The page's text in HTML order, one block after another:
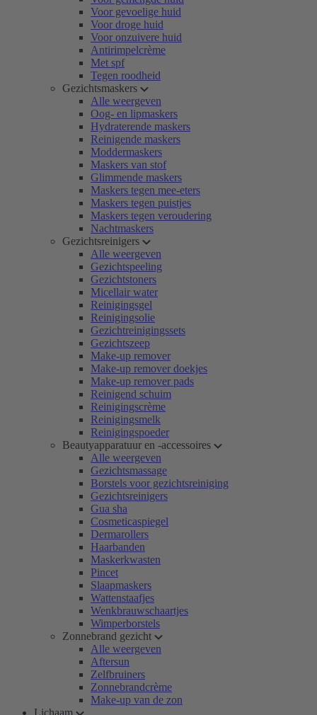
Voor gevoelige huid
Voor droge huid
Voor onzuivere huid
Antirimpelcrème
Met spf
Tegen roodheid
Gezichtsmaskers
Alle weergeven
Oog- en lipmaskers
Hydraterende maskers
Reinigende maskers
Moddermaskers
Maskers van stof
Glimmende maskers
Maskers tegen mee-eters
Maskers tegen puistjes
Maskers tegen veroudering
Nachtmaskers
Gezichtsreinigers
Alle weergeven
Gezichtspeeling
Gezichtstoners
Micellair water
Reinigingsgel
Reinigingsolie
Gezichtreinigingssets
Gezichtszeep
Make-up remover
Make-up remover doekjes
Make-up remover pads
Reinigend schuim
Reinigingscrème
Reinigingsmelk
Reinigingspoeder
Beautyapparatuur en -accessoires
Alle weergeven
Gezichtsmassage
Borstels voor gezichtsreiniging
Gezichtsreinigers
Gua sha
Cosmeticaspiegel
Dermarollers
Haarbanden
Maskerkwasten
Pincet
Slaapmaskers
Wattenstaafjes
Wenkbrauwschaartjes
Wimperborstels
Zonnebrand gezicht
Alle weergeven
Aftersun
Zelfbruiners
Zonnebrandcrème
Make-up van de zon
Lichaam